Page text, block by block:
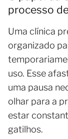
processo
Uma clínica
organizado
uso. Esse
uma pausa
olhar para a
estar
gatilhos.